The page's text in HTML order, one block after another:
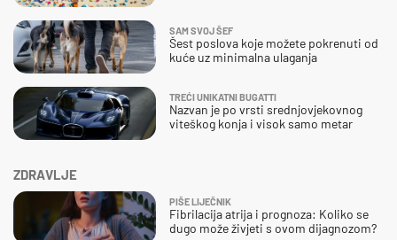
ZDRAVLJE
PIŠE LIJEČNIK
Fibrilacija atrija i prognoza: Koliko se
dugo može živjeti s ovom dijagnozom?
SAM SVOJ ŠEF
Šest poslova koje možete pokrenuti od
kuće uz minimalna ulaganja
TREĆI UNIKATNI BUGATTI
Nazvan je po vrsti srednjovjekovnog
viteškog konja i visok samo metar